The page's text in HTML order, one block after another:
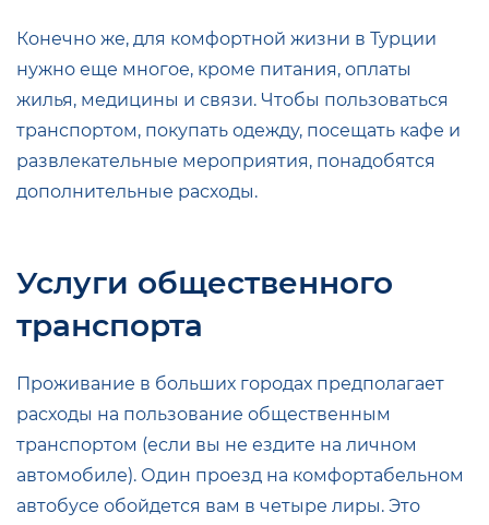
Конечно же, для комфортной жизни в Турции
нужно еще многое, кроме питания, оплаты
жилья, медицины и связи. Чтобы пользоваться
транспортом, покупать одежду, посещать кафе и
развлекательные мероприятия, понадобятся
дополнительные расходы.
Услуги общественного
транспорта
Проживание в больших городах предполагает
расходы на пользование общественным
транспортом (если вы не ездите на личном
автомобиле). Один проезд на комфортабельном
автобусе обойдется вам в четыре лиры. Это